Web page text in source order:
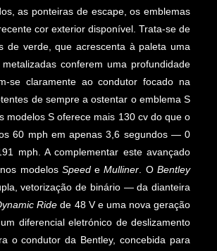
as ponteiras de escape, os emblemas
cor exterior disponível. Trata-se de
de verde, que acrescenta à paleta uma
conferem uma profundidade
se claramente ao condutor focado na
de sempre a ostentar o emblema S
modelos S oferece mais 130 cv do que o
60 mph em apenas 3,6 segundos — 0
mph. A complementar este avançado
modelos SpeedeMulliner . OBentley
vetorização de binário — da dianteira
Ride de 48 V e uma nova geração
diferencial eletrónico de deslizamento
o condutor da Bentley, concebida para